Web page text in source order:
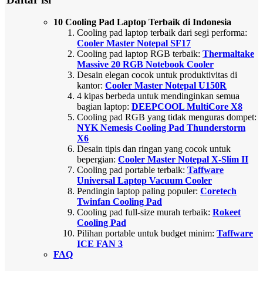
10 Cooling Pad Laptop Terbaik di Indonesia
Cooling pad laptop terbaik dari segi performa:
Cooler Master Notepal SF17
Cooling pad laptop RGB terbaik: Thermaltake
Massive 20 RGB Notebook Cooler
Desain elegan cocok untuk produktivitas di
kantor: Cooler Master Notepal U150R
4 kipas berbeda untuk mendinginkan semua
bagian laptop: DEEPCOOL MultiCore X8
Cooling pad RGB yang tidak menguras dompet:
NYK Nemesis Cooling Pad Thunderstorm
X6
Desain tipis dan ringan yang cocok untuk
bepergian: Cooler Master Notepal X-Slim II
Cooling pad portable terbaik: Taffware
Universal Laptop Vacuum Cooler
Pendingin laptop paling populer: Coretech
Twinfan Cooling Pad
Cooling pad full-size murah terbaik: Rokeet
Cooling Pad
Pilihan portable untuk budget minim: Taffware
ICE FAN 3
FAQ